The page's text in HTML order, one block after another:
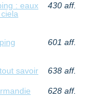
: eaux
430 aff.
601 aff.
savoir 638 aff.
628 aff.